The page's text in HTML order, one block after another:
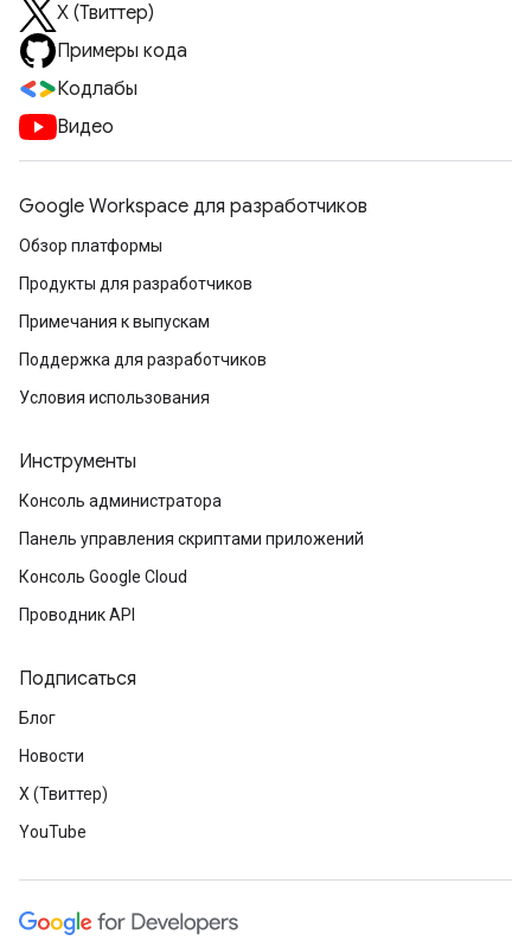
X (Твиттер)
Примеры кода
Кодлабы
Видео
Google Workspace для разработчиков
Обзор платформы
Продукты для разработчиков
Примечания к выпускам
Поддержка для разработчиков
Условия использования
Инструменты
Консоль администратора
Панель управления скриптами приложений
Консоль Google Cloud
Проводник API
Подписаться
Блог
Новости
X (Твиттер)
YouTube